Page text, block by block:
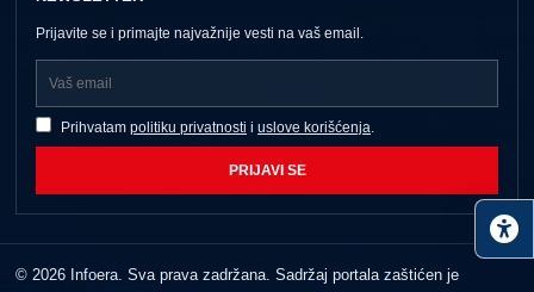
Prijavite se i primajte najvažnije vesti na vaš email.
Prihvatam politiku privatnosti i uslove korišćenja.
PRIJAVI SE
© 2026 Infoera. Sva prava zadržana. Sadržaj portala zaštićen je